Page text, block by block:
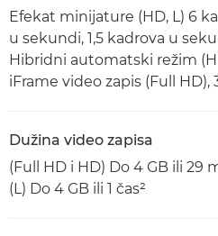
Efekat minijature (HD, L) 6
u sekundi, 1,5 kadrova u
Hibridni automatski režim
iFrame video zapis (Full
Dužina video zapisa
(Full HD i HD) Do 4 GB ili 29
(L) Do 4 GB ili 1 čas²